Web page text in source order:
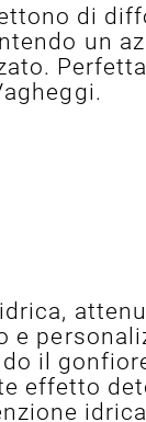
di
un
il
effetto